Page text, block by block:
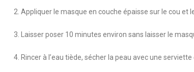
Appliquer le masque en couche épaisse sur le cou et
Laisser poser 10 minutes environ sans laisser le
Rincer à l’eau tiède, sécher la peau avec une